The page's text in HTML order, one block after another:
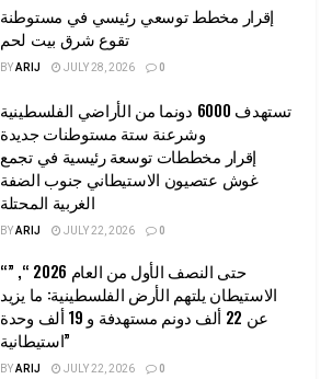
إقرار مخطط توسعي رئيسي في مستوطنة
تقوع شرق بيت لحم
BYARIJ JULY 28, 2026 0
تستهدف 6000 دونما من الأراضي الفلسطينية
وشرعنة ستة مستوطنات جديدة
إقرار مخططات توسعة رئيسية في تجمع
غوش عتصيون الاستيطاني جنوب الضفة
الغربية المحتلة
BYARIJ JULY 22, 2026 0
“حتى النصف الأول من العام 2026 “, ”
الاستيطان يلتهم الأرض الفلسطينية: ما يزيد
عن 22 ألف دونم مستهدفة و 19 ألف وحدة
استيطانية”
BYARIJ JULY 22, 2026 0